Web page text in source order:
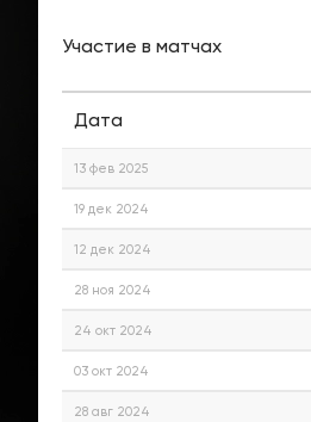
Участие в матчах
Дата
13 фев 2025
19 дек 2024
12 дек 2024
28 ноя 2024
24 окт 2024
03 окт 2024
28 авг 2024